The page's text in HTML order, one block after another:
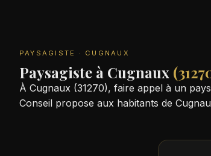
PAYSAGISTE · CUGNAUX
Paysagiste à Cugnaux
À Cugnaux (31270), faire appel à un
Conseil propose aux habitants de